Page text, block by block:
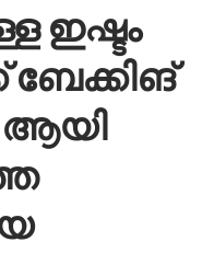
ഇഷ്ടം